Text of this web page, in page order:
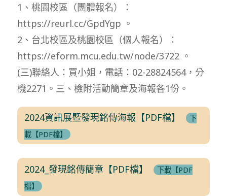
1、桃園校區（團體報名）：
https://reurl.cc/GpdYgp 。
2、台北校區及桃園校區（個人報名）：
https://eform.mcu.edu.tw/node/3722 。
(三)聯絡人：買小姐，電話：02-28824564，分
機2271。三、檢附活動簡章及海報各1份。
2024資訊展暨發現銘傳海報【PDF檔】
下
載【PDF檔】
2024_發現銘傳簡章【PDF檔】
下載【PDF
檔】